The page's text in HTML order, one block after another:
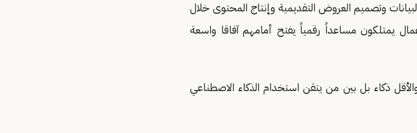
وتصميم العروض التقديمية وإنتاج المحتوى خلال
يمتلكون مساعداً رقمياً يفتح أمامهم آفاقا واسعة
ذكاء بل بين من يتقن استخدام الذكاء الاصطناعي